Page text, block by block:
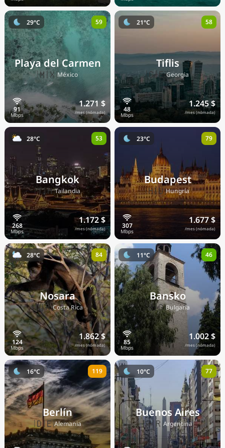
Playa del Carmen
🇲🇽México
1.271 $
/mes (nómada)
29°C 59
Tiflis
🇬🇪Georgia
1.245 $
/mes (nómada)
21°C 58
Bangkok
🇹🇭Tailandia
1.172 $
/mes (nómada)
28°C 53
Budapest
🇭🇺Hungría
1.677 $
/mes (nómada)
23°C 79
Nosara
🇨🇷Costa Rica
1.862 $
/mes (nómada)
28°C 84
Bansko
🇧🇬Bulgaria
1.002 $
/mes (nómada)
11°C 46
Berlín
🇩🇪Alemania
16°C 119
Buenos Aires
🇦🇷Argentina
10°C 77